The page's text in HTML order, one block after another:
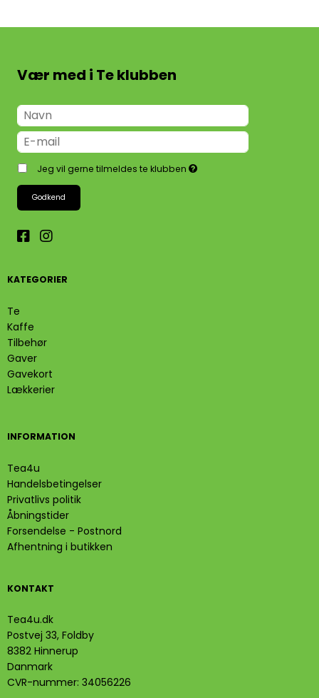
Vær med i Te klubben
Jeg vil gerne tilmeldes te klubben
Godkend
KATEGORIER
Te
Kaffe
Tilbehør
Gaver
Gavekort
Lækkerier
INFORMATION
Tea4u
Handelsbetingelser
Privatlivs politik
Åbningstider
Forsendelse - Postnord
Afhentning i butikken
KONTAKT
Tea4u.dk
Postvej 33, Foldby
8382 Hinnerup
Danmark
CVR-nummer: 34056226